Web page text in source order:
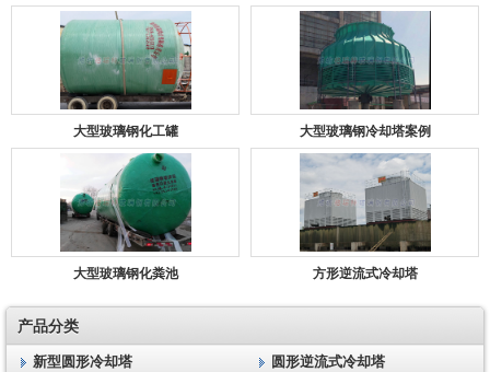
大型玻璃钢化工罐 大型玻璃钢冷却塔案例
大型玻璃钢化粪池 方形逆流式冷却塔
产品分类
新型圆形冷却塔
圆形逆流式冷却塔